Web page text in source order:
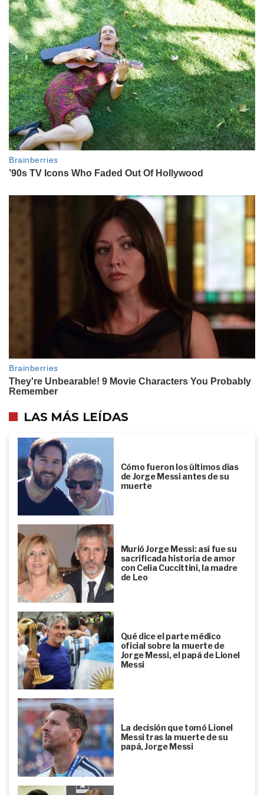
LAS MÁS LEÍDAS
Cómo fueron los últimos días
de Jorge Messi antes de su
muerte
Murió Jorge Messi: así fue su
sacrificada historia de amor
con Celia Cuccittini, la madre
de Leo
Qué dice el parte médico
oficial sobre la muerte de
Jorge Messi, el papá de Lionel
Messi
La decisión que tomó Lionel
Messi tras la muerte de su
papá, Jorge Messi